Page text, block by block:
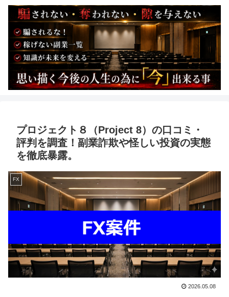
プロジェクト８（Project 8）の口コミ・
評判を調査！副業詐欺や怪しい投資の実態
を徹底暴露。
FX
2026.05.08